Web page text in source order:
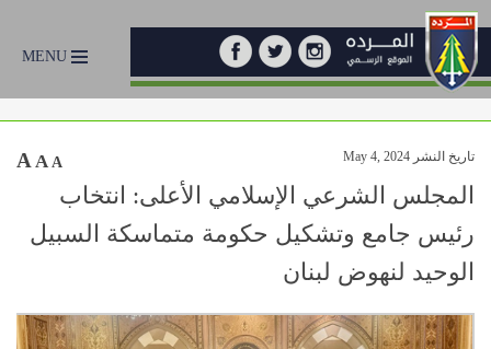
MENU
تاريخ النشر May 4, 2024 A A A
المجلس الشرعي الإسلامي الأعلى: انتخاب
رئيس جامع وتشكيل حكومة متماسكة السبيل
الوحيد لنهوض لبنان